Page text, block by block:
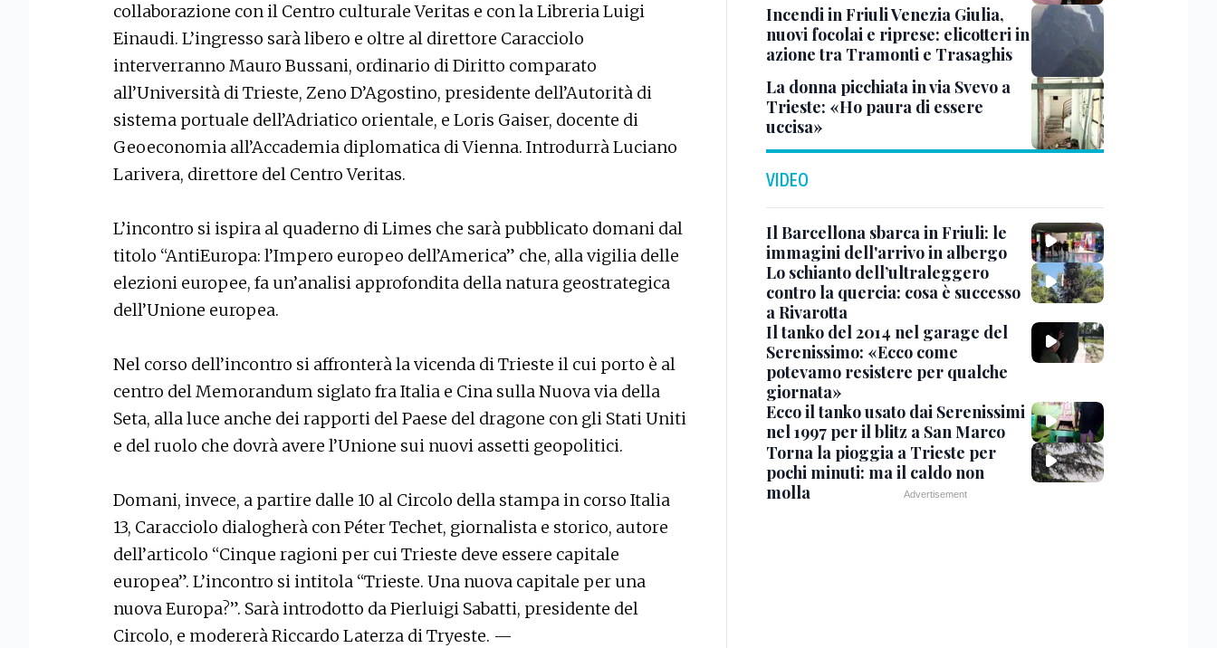
collaborazione con il Centro culturale Veritas e con la Libreria Luigi
Einaudi. L’ingresso sarà libero e oltre al direttore Caracciolo
interverranno Mauro Bussani, ordinario di Diritto comparato
all’Università di Trieste, Zeno D’Agostino, presidente dell’Autorità di
sistema portuale dell’Adriatico orientale, e Loris Gaiser, docente di
Geoeconomia all’Accademia diplomatica di Vienna. Introdurrà Luciano
Larivera, direttore del Centro Veritas.
L’incontro si ispira al quaderno di Limes che sarà pubblicato domani dal
titolo “AntiEuropa: l’Impero europeo dell’America” che, alla vigilia delle
elezioni europee, fa un’analisi approfondita della natura geostrategica
dell’Unione europea.
Nel corso dell’incontro si affronterà la vicenda di Trieste il cui porto è al
centro del Memorandum siglato fra Italia e Cina sulla Nuova via della
Seta, alla luce anche dei rapporti del Paese del dragone con gli Stati Uniti
e del ruolo che dovrà avere l’Unione sui nuovi assetti geopolitici.
Domani, invece, a partire dalle 10 al Circolo della stampa in corso Italia
13, Caracciolo dialogherà con Péter Techet, giornalista e storico, autore
dell’articolo “Cinque ragioni per cui Trieste deve essere capitale
europea”. L’incontro si intitola “Trieste. Una nuova capitale per una
nuova Europa?”. Sarà introdotto da Pierluigi Sabatti, presidente del
Circolo, e modererà Riccardo Laterza di Tryeste. —
Incendi in Friuli Venezia Giulia,
nuovi focolai e riprese: elicotteri in
azione tra Tramonti e Trasaghis
La donna picchiata in via Svevo a
Trieste: «Ho paura di essere
uccisa»
VIDEO
Il Barcellona sbarca in Friuli: le
immagini dell'arrivo in albergo
Lo schianto dell’ultraleggero
contro la quercia: cosa è successo
a Rivarotta
Il tanko del 2014 nel garage del
Serenissimo: «Ecco come
potevamo resistere per qualche
giornata»
Ecco il tanko usato dai Serenissimi
nel 1997 per il blitz a San Marco
Torna la pioggia a Trieste per
pochi minuti: ma il caldo non
molla